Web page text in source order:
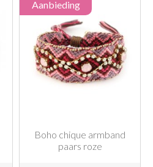
Aanbieding
Boho chique armband
paars roze